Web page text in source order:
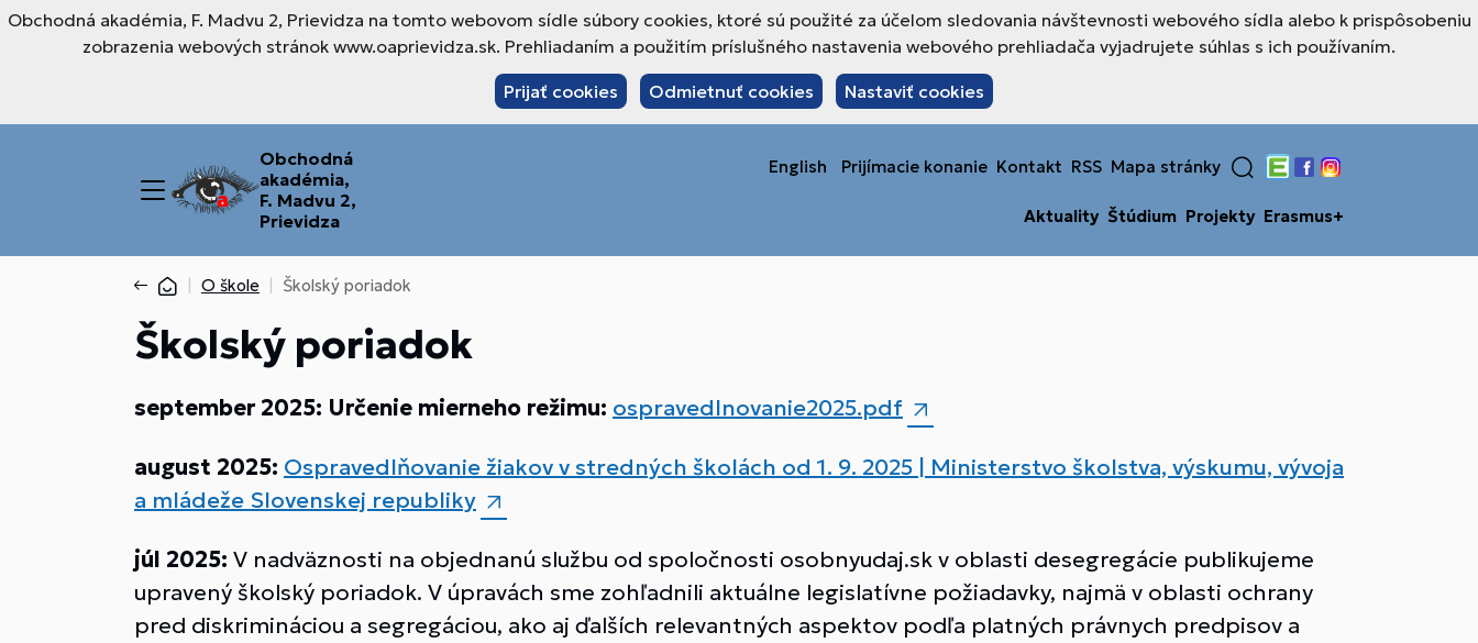
Obchodná akadémia, F. Madvu 2, Prievidza na tomto webovom sídle súbory cookies, ktoré sú použité za účelom sledovania návštevnosti webového sídla alebo k prispôsobeniu
zobrazenia webových stránok www.oaprievidza.sk. Prehliadaním a použitím príslušného nastavenia webového prehliadača vyjadrujete súhlas s ich používaním.
Prijať cookies Odmietnuť cookies Nastaviť cookies
Obchodná
akadémia,
F. Madvu 2,
Prievidza
English Prijímacie konanie Kontakt RSS Mapa stránky
Edupage
Facebook
Instagram
Aktuality Štúdium Projekty Erasmus+
O škole Školský poriadok
Školský poriadok
september 2025: Určenie mierneho režimu: ospravedlnovanie2025.pdf
august 2025: Ospravedlňovanie žiakov v stredných školách od 1. 9. 2025 | Ministerstvo školstva, výskumu, vývoja
a mládeže Slovenskej republiky
júl 2025: V nadväznosti na objednanú službu od spoločnosti osobnyudaj.sk v oblasti desegregácie publikujeme
upravený školský poriadok. V úpravách sme zohľadnili aktuálne legislatívne požiadavky, najmä v oblasti ochrany
pred diskrimináciou a segregáciou, ako aj ďalších relevantných aspektov podľa platných právnych predpisov a